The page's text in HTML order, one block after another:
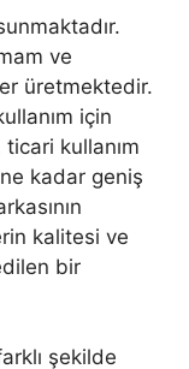
ve
üretmektedir.
için
kullanım
kadar geniş
kalitesi ve
bir
şekilde